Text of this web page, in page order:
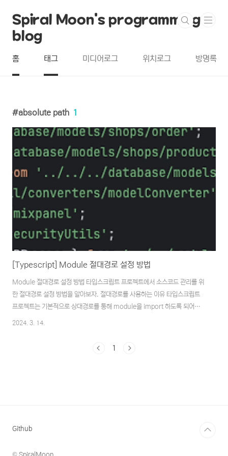
Spiral Moon's programming
blog
홈 태그 미디어로그 위치로그 방명록
absolute path 1
[Typescript] Module 절대경로 설정 방법
Module 절대경로 설정 방법 타입스크립트 프로젝트에서 소스코드 관리를 위
한 절대경로 설정 방법을 알아보자. 절대경로를 사용하는 이유 타입스크립트
프로젝트는 기본적으로 상대경로를 통해 module을 import 하도록 되어있는
데 프로젝트나 소스파일의 규모가 커지면 자연스럽게 import 구문도 늘어나
독성 저하 소스파일 이동 시 상대경로 변경으로 인한 사이드이펙트 등의 문제
2024. 3. 14.
1
Github